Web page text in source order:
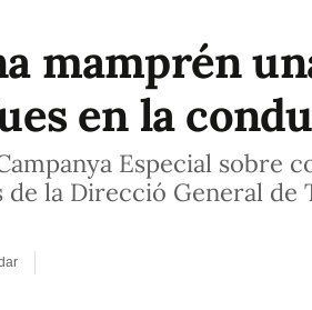
mamprén
en la
Especial sobre
la Direcció General